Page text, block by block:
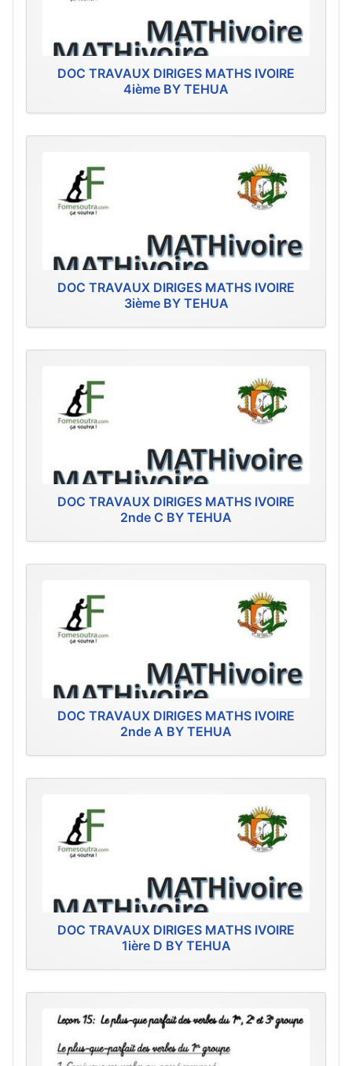
DOC TRAVAUX DIRIGES MATHS IVOIRE
4ième BY TEHUA
DOC TRAVAUX DIRIGES MATHS IVOIRE
3ième BY TEHUA
DOC TRAVAUX DIRIGES MATHS IVOIRE
2nde C BY TEHUA
DOC TRAVAUX DIRIGES MATHS IVOIRE
2nde A BY TEHUA
DOC TRAVAUX DIRIGES MATHS IVOIRE
1ière D BY TEHUA